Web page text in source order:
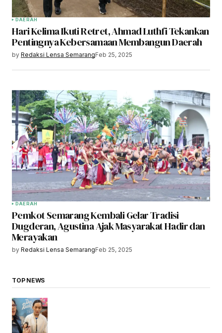
DAERAH
Hari Kelima Ikuti Retret, Ahmad Luthfi Tekankan
Pentingnya Kebersamaan Membangun Daerah
by Redaksi Lensa SemarangFeb 25, 2025
DAERAH
Pemkot Semarang Kembali Gelar Tradisi
Dugderan, Agustina Ajak Masyarakat Hadir dan
Merayakan
by Redaksi Lensa SemarangFeb 25, 2025
TOP NEWS